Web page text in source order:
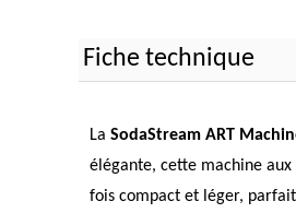
Fiche technique
La SodaStream ART
élégante, cette machine
fois compact et léger,